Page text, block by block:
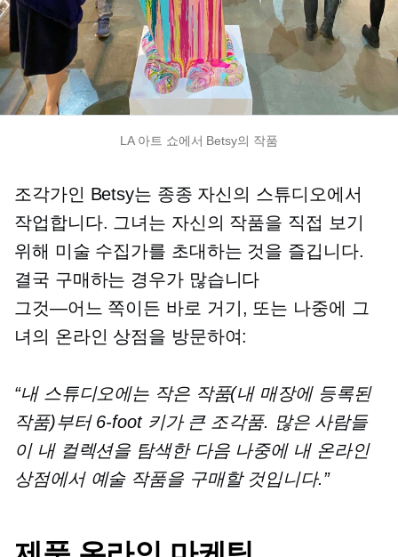
LA 아트 쇼에서 Betsy의 작품
조각가인 Betsy는 종종 자신의 스튜디오에서
작업합니다. 그녀는 자신의 작품을 직접 보기
위해 미술 수집가를 초대하는 것을 즐깁니다.
결국 구매하는 경우가 많습니다
그것—어느 쪽이든 바로 거기, 또는 나중에 그
녀의 온라인 상점을 방문하여:
“내 스튜디오에는 작은 작품(내 매장에 등록된
작품)부터 6-foot키가 큰 조각품. 많은 사람들
이 내 컬렉션을 탐색한 다음 나중에 내 온라인
상점에서 예술 작품을 구매할 것입니다.”